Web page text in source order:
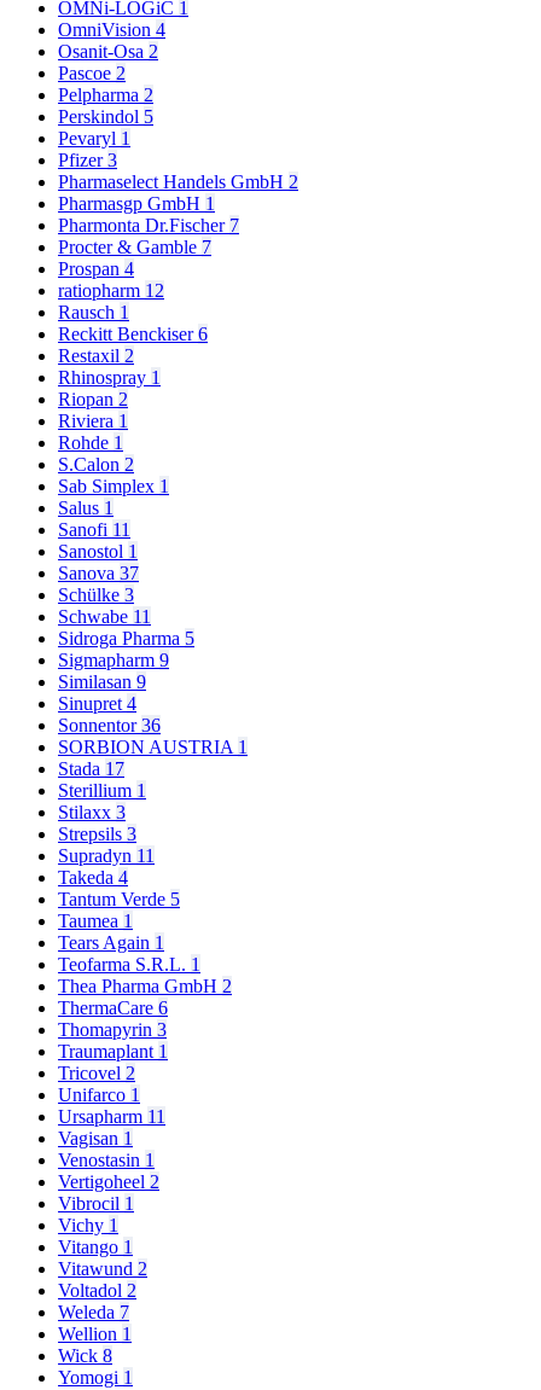
OMNi-LOGiC 1
OmniVision 4
Osanit-Osa 2
Pascoe 2
Pelpharma 2
Perskindol 5
Pevaryl 1
Pfizer3
Pharmaselect Handels GmbH 2
Pharmasgp GmbH 1
Pharmonta Dr.Fischer 7
Procter & Gamble 7
Prospan 4
ratiopharm 12
Rausch 1
Reckitt Benckiser6
Restaxil 2
Rhinospray 1
Riopan 2
Riviera 1
Rohde 1
S.Calon 2
Sab Simplex 1
Salus 1
Sanofi 11
Sanostol 1
Sanova 37
Schülke 3
Schwabe 11
Sidroga Pharma 5
Sigmapharm 9
Similasan 9
Sinupret4
Sonnentor36
SORBION AUSTRIA 1
Stada 17
Sterillium 1
Stilaxx 3
Strepsils 3
Supradyn 11
Takeda 4
Tantum Verde 5
Taumea 1
Tears Again 1
Teofarma S.R.L. 1
Thea Pharma GmbH 2
ThermaCare 6
Thomapyrin 3
Traumaplant 1
Tricovel 2
Unifarco 1
Ursapharm 11
Vagisan 1
Venostasin 1
Vertigoheel 2
Vibrocil 1
Vichy 1
Vitango 1
Vitawund 2
Voltadol 2
Weleda 7
Wellion 1
Wick 8
Yomogi 1